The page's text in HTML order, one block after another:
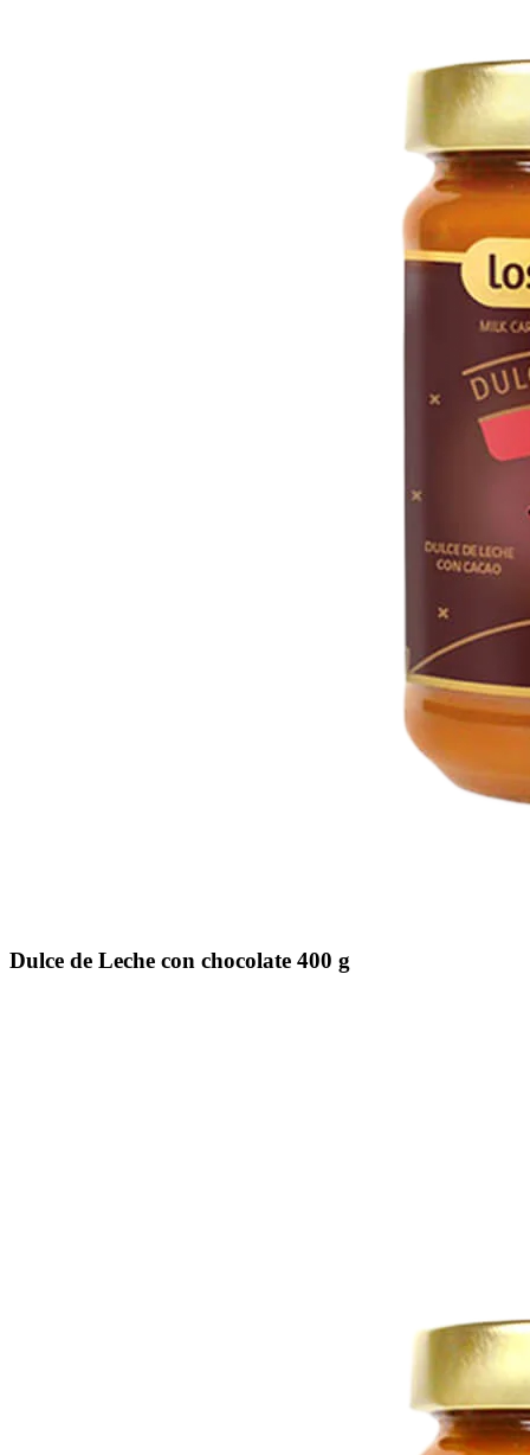
Dulce de Leche con chocolate 400 g